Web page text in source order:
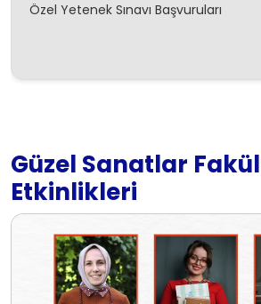
Özel Yetenek Sınavı Başvuruları
Güzel Sanatlar
Etkinlikleri